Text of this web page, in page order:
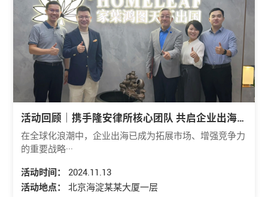
活动回顾｜携手隆安律所核心团队 共启企业出海新
征程
在全球化浪潮中，企业出海已成为拓展市场、增强竞争力
的重要战略···
活动时间：
2024.11.13
活动地点：
北京海淀某某大厦一层